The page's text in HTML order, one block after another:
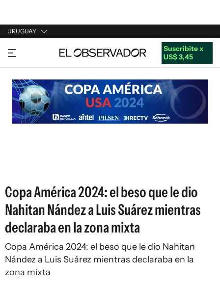
URUGUAY
URUGUAY
ARGENTINA
ESPAÑA
ESTADOS UNIDOS
Suscribite x
US$ 3,45
Copa América 2024: el beso que le dio
Nahitan Nández a Luis Suárez mientras
declaraba en la zona mixta
Copa América 2024: el beso que le dio Nahitan
Nández a Luis Suárez mientras declaraba en la
zona mixta